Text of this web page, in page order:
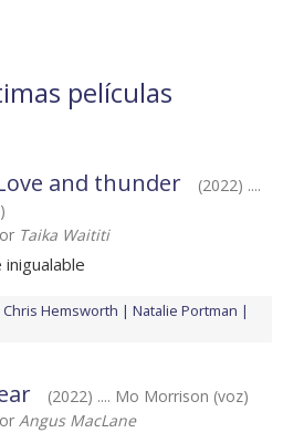
películas
and thunder
(2022) ....
Taika Waititi
inigualable
Chris Hemsworth
Natalie Portman
(2022) .... Mo Morrison (voz)
Angus MacLane